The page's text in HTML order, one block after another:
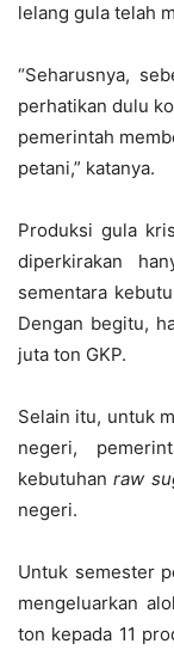
lelang gula telah
“Seharusnya,
perhatikan dulu
pemerintah
petani,” katanya.
Produksi gula
diperkirakan
sementara
Dengan begitu,
juta ton GKP.
Selain itu, untuk
negeri,
kebutuhanraw
negeri.
Untuk semester
mengeluarkan
ton kepada 11